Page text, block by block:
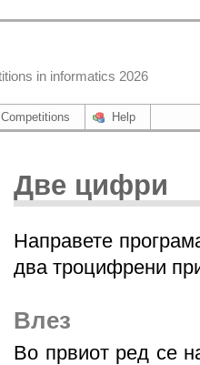
in informatics 2026
Competitions Help
Две цифри
Направете
два троцифрени
Влез
Во првиот ред се